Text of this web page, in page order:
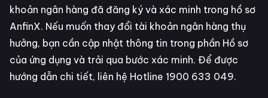
khoản ngân hàng đã đăng ký và xác minh trong hồ sơ
AnfinX. Nếu muốn thay đổi tài khoản ngân hàng thụ
hưởng, bạn cần cập nhật thông tin trong phần Hồ sơ
của ứng dụng và trải qua bước xác minh. Để được
hướng dẫn chi tiết, liên hệ Hotline 1900 633 049.